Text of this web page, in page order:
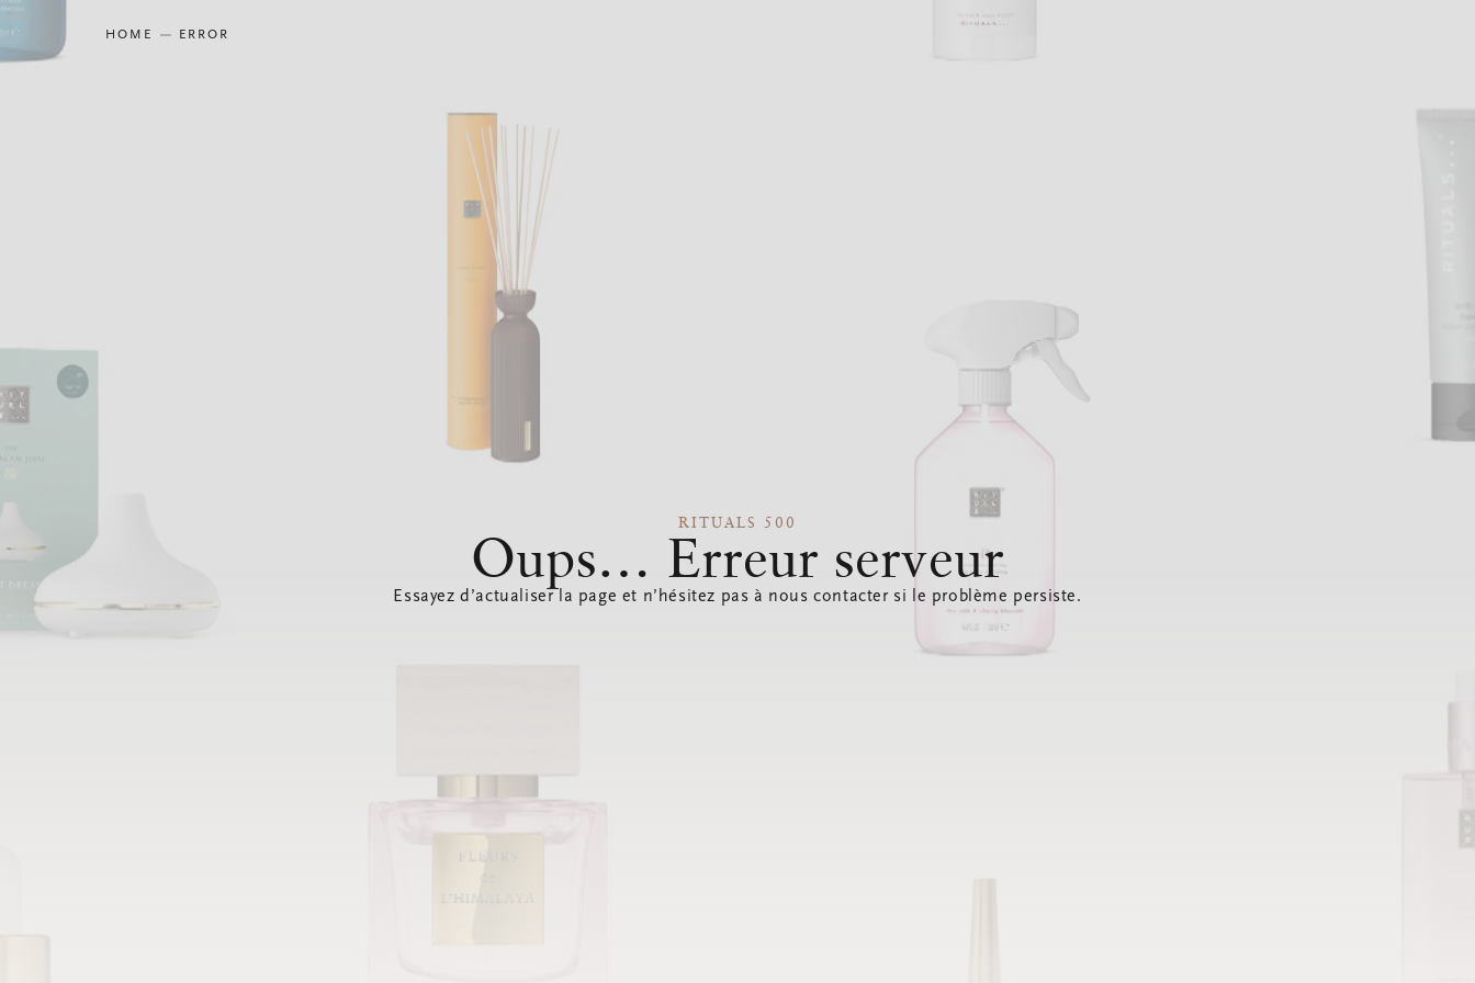
HOME ERROR
RITUALS 500
Oups… Erreur serveur
Essayez d’actualiser la page et n’hésitez pas à nous contacter si le problème persiste.